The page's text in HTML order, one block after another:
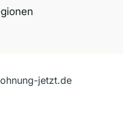
jetzt.de